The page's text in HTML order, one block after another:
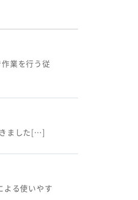
業を行う従
ました[…]
よる使いやす